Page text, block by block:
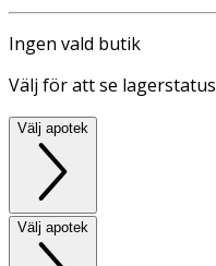
Ingen vald butik
Välj för att se lagerstatus
Välj apotek
Välj apotek